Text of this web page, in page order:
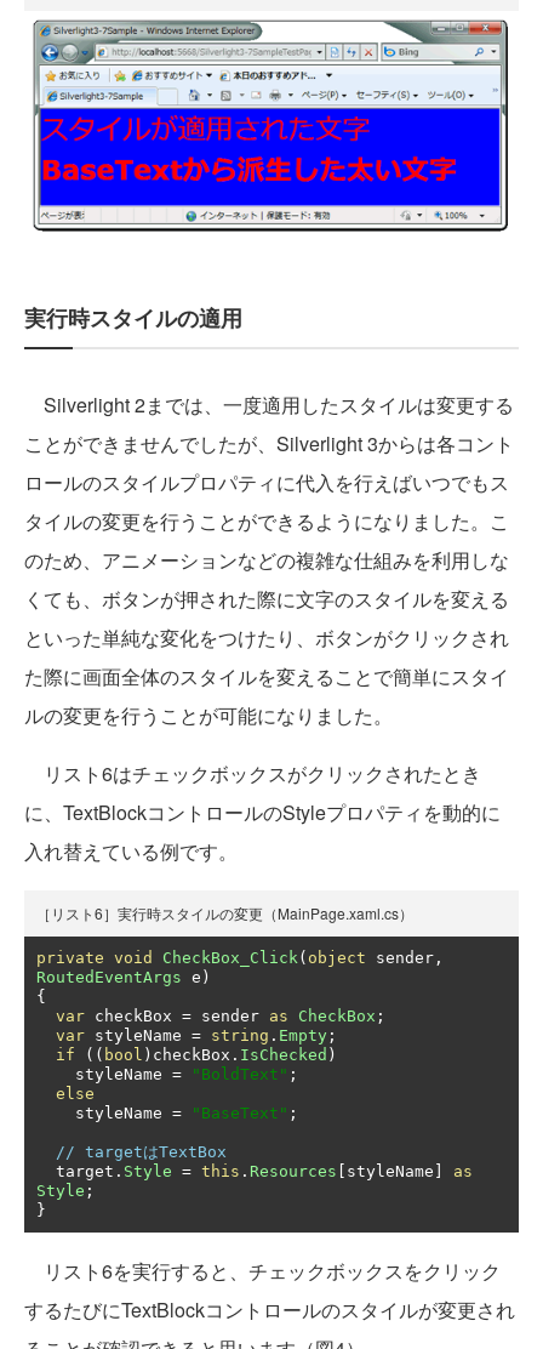
実行時スタイルの適用
Silverlight 2までは、一度適用したスタイルは変更する
ことができませんでしたが、Silverlight 3からは各コント
ロールのスタイルプロパティに代入を行えばいつでもス
タイルの変更を行うことができるようになりました。こ
のため、アニメーションなどの複雑な仕組みを利用しな
くても、ボタンが押された際に文字のスタイルを変える
といった単純な変化をつけたり、ボタンがクリックされ
た際に画面全体のスタイルを変えることで簡単にスタイ
ルの変更を行うことが可能になりました。
リスト6はチェックボックスがクリックされたとき
に、TextBlockコントロールのStyleプロパティを動的に
入れ替えている例です。
［リスト6］実行時スタイルの変更（MainPage.xaml.cs）
private void CheckBox_Click ( object sender ,
RoutedEventArgs e )
{
var checkBox = sender as CheckBox ;
var styleName = string . Empty ;
if
(( bool ) checkBox . IsChecked )
    styleName
= "BoldText" ;
else
    styleName
= "BaseText" ;
// targetはTextBox
  target
. Style = this . Resources [ styleName ]
as
Style ;
}
リスト6を実行すると、チェックボックスをクリック
するたびにTextBlockコントロールのスタイルが変更され